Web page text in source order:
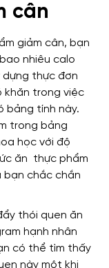
cân
giảm cân, bạn
nhiêu calo
dựng thực đơn
khăn trong việc
bảng tính này.
trong bảng
học với độ
ăn thực phẩm
bạn chắc chắn
thói quen ăn
hạnh nhân
có thể tìm thấy
này một khi